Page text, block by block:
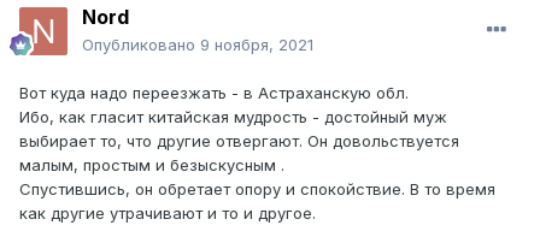
Nord
Опубликовано 9 ноября, 2021
Вот куда надо переезжать - в Астраханскую обл.
Ибо, как гласит китайская мудрость - достойный муж
выбирает то, что другие отвергают. Он довольствуется
малым, простым и безыскусным .
Спустившись, он обретает опору и спокойствие. В то время
как другие утрачивают и то и другое.